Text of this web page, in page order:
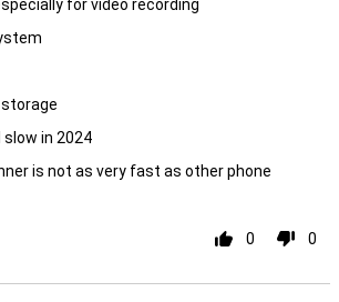
for video recording
slow in 2024
is not as very fast as other phone
0 0